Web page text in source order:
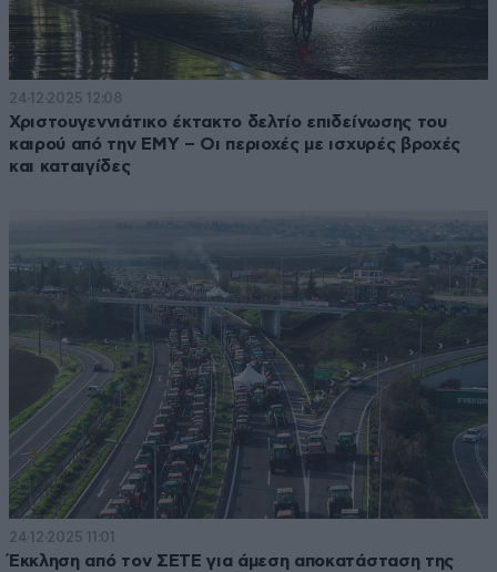
24·12·2025 12:08
Χριστουγεννιάτικο έκτακτο δελτίο επιδείνωσης του
καιρού από την ΕΜΥ – Οι περιοχές με ισχυρές βροχές
και καταιγίδες
24·12·2025 11:01
Έκκληση από τον ΣΕΤΕ για άμεση αποκατάσταση της